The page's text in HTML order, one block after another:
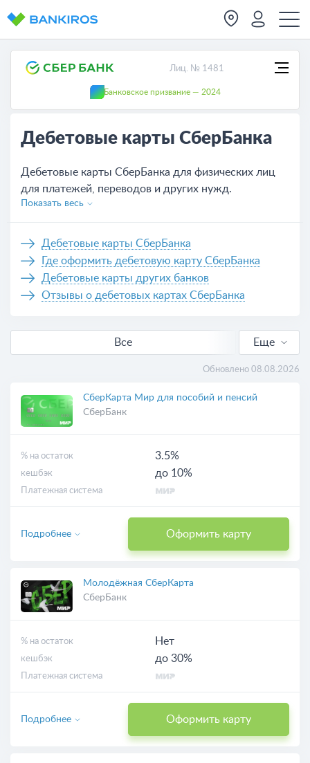
Лиц. № 1481
Банковское призвание — 2024
Дебетовые карты СберБанка
Дебетовые карты СберБанка для физических лиц
для платежей, переводов и других нужд.
Актуальные условия обслуживания всех карт,
банковской карты СберБанка не выходя из дома,
нужно только оставить заявку на сайте или же
обратиться в отделение банка.
Показать весь
Дебетовые карты СберБанка
Где оформить дебетовую карту СберБанка
Дебетовые карты других банков
Отзывы о дебетовых картах СберБанка
Все
Выгодные
Виртуальные
Еще
Обновлено 08.08.2026
СберКарта Мир для пособий и пенсий
СберБанк
% на остаток 3.5%
кешбэк до 10%
Платежная система
Оформить карту
Подробнее
Молодёжная СберКарта
СберБанк
% на остаток Нет
кешбэк до 30%
Платежная система
Оформить карту
Подробнее